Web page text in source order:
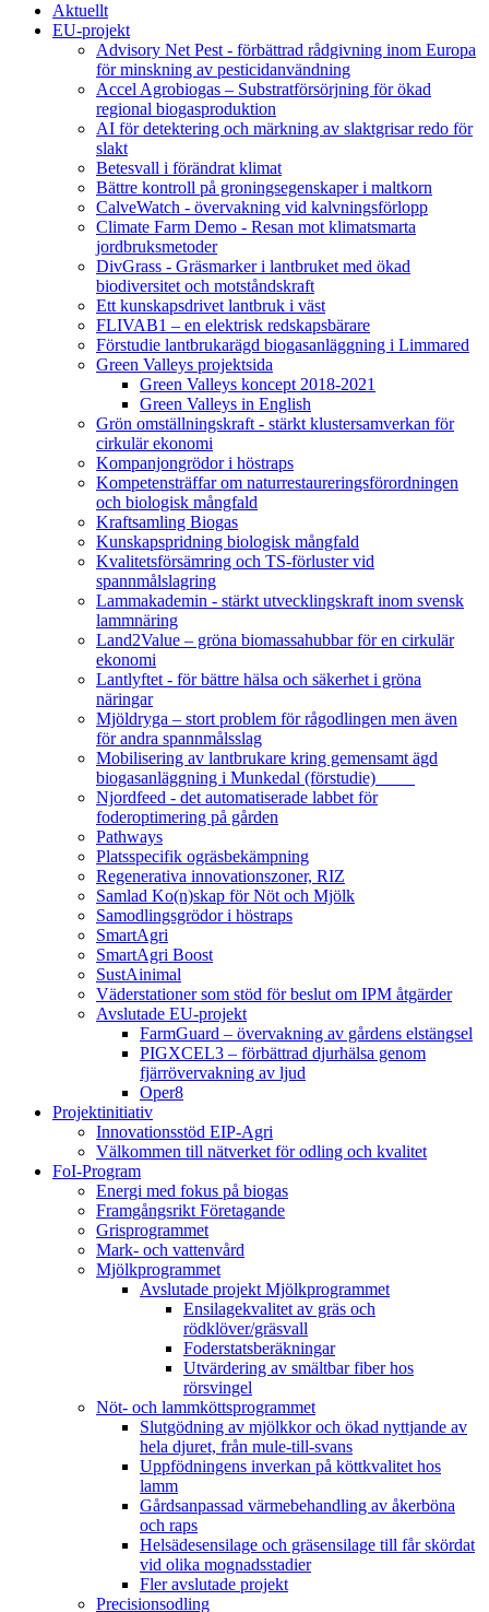
Aktuellt
EU-projekt
Advisory Net Pest - förbättrad rådgivning inom Europa
för minskning av pesticidanvändning
Accel Agrobiogas – Substratförsörjning för ökad
regional biogasproduktion
AI för detektering och märkning av slaktgrisar redo för
slakt
Betesvall i förändrat klimat
Bättre kontroll på groningsegenskaper i maltkorn
CalveWatch - övervakning vid kalvningsförlopp
Climate Farm Demo - Resan mot klimatsmarta
jordbruksmetoder
DivGrass - Gräsmarker i lantbruket med ökad
biodiversitet och motståndskraft
Ett kunskapsdrivet lantbruk i väst
FLIVAB1 – en elektrisk redskapsbärare
Förstudie lantbrukarägd biogasanläggning i Limmared
Green Valleys projektsida
Green Valleys koncept 2018-2021
Green Valleys in English
Grön omställningskraft - stärkt klustersamverkan för
cirkulär ekonomi
Kompanjongrödor i höstraps
Kompetensträffar om naturrestaureringsförordningen
och biologisk mångfald
Kraftsamling Biogas
Kunskapspridning biologisk mångfald
Kvalitetsförsämring och TS-förluster vid
spannmålslagring
Lammakademin - stärkt utvecklingskraft inom svensk
lammnäring
Land2Value – gröna biomassahubbar för en cirkulär
ekonomi
Lantlyftet - för bättre hälsa och säkerhet i gröna
näringar
Mjöldryga – stort problem för rågodlingen men även
för andra spannmålsslag
Mobilisering av lantbrukare kring gemensamt ägd
biogasanläggning i Munkedal (förstudie)
Njordfeed - det automatiserade labbet för
foderoptimering på gården
Pathways
Platsspecifik ogräsbekämpning
Regenerativa innovationszoner, RIZ
Samlad Ko(n)skap för Nöt och Mjölk
Samodlingsgrödor i höstraps
SmartAgri
SmartAgri Boost
SustAinimal
Väderstationer som stöd för beslut om IPM åtgärder
Avslutade EU-projekt
FarmGuard – övervakning av gårdens elstängsel
PIGXCEL3 – förbättrad djurhälsa genom
fjärrövervakning av ljud
Oper8
Projektinitiativ
Innovationsstöd EIP-Agri
Välkommen till nätverket för odling och kvalitet
FoI-Program
Energi med fokus på biogas
Framgångsrikt Företagande
Grisprogrammet
Mark- och vattenvård
Mjölkprogrammet
Avslutade projekt Mjölkprogrammet
Ensilagekvalitet av gräs och
rödklöver/gräsvall
Foderstatsberäkningar
Utvärdering av smältbar fiber hos
rörsvingel
Nöt- och lammköttsprogrammet
Slutgödning av mjölkkor och ökad nyttjande av
hela djuret, från mule-till-svans
Uppfödningens inverkan på köttkvalitet hos
lamm
Gårdsanpassad värmebehandling av åkerböna
och raps
Helsädesensilage och gräsensilage till får skördat
vid olika mognadsstadier
Fler avslutade projekt
Precisionsodling